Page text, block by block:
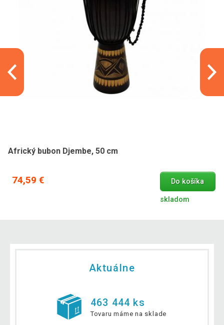
Africký bubon Djembe, 50 cm
74,59 € Do košíka
skladom
Aktuálne
463 444 ks
Tovaru máme na sklade